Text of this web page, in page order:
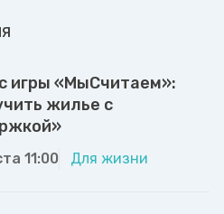
игры «МыСчитаем»:
жилье с
11:00 Для жизни